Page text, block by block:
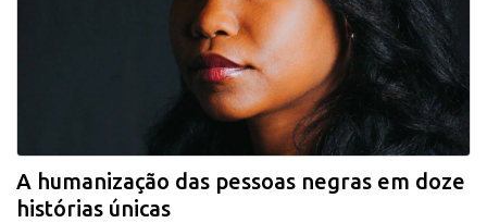
A humanização das pessoas negras em doze
histórias únicas